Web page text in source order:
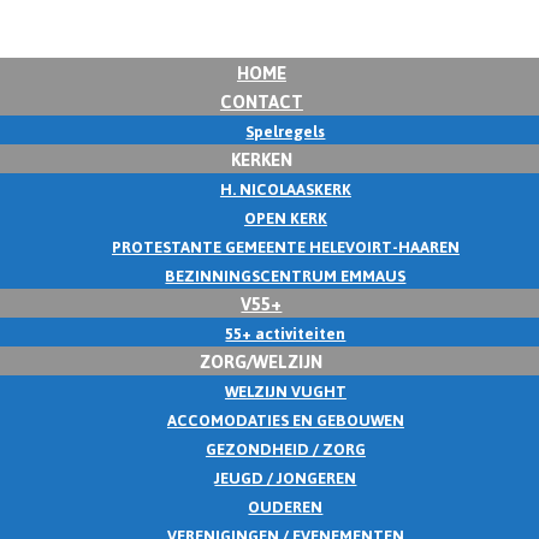
HOME
CONTACT
Spelregels
KERKEN
H. NICOLAASKERK
OPEN KERK
PROTESTANTE GEMEENTE HELEVOIRT-HAAREN
BEZINNINGSCENTRUM EMMAUS
V55+
55+ activiteiten
ZORG/WELZIJN
WELZIJN VUGHT
ACCOMODATIES EN GEBOUWEN
GEZONDHEID / ZORG
JEUGD / JONGEREN
OUDEREN